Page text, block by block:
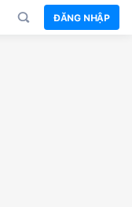
ĐĂNG NHẬP